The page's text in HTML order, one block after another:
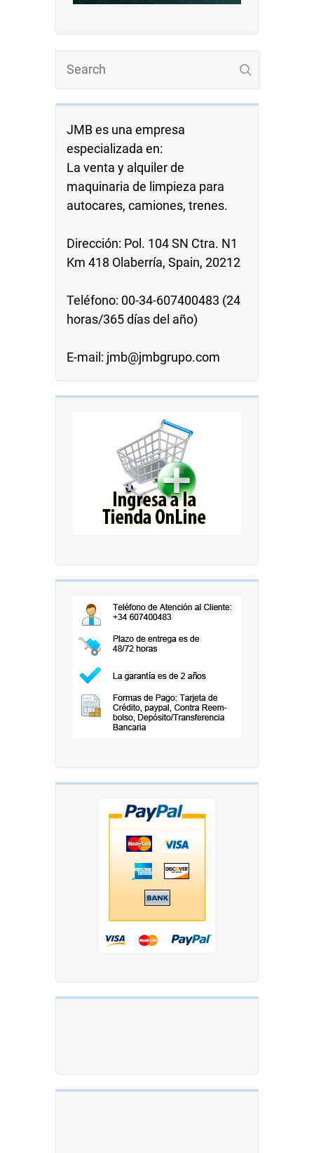
JMB es una empresa
especializada en:
La venta y alquiler de
maquinaria de limpieza para
autocares, camiones, trenes.
Dirección: Pol. 104 SN Ctra. N1
Km 418 Olaberría, Spain, 20212
Teléfono: 00-34-607400483 (24
horas/365 días del año)
E-mail: jmb@jmbgrupo.com